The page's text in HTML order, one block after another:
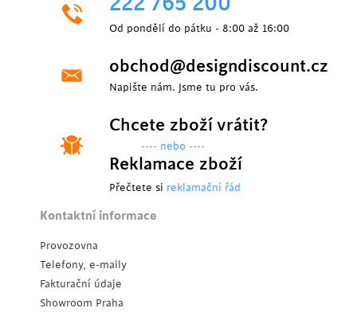
Od pondělí do pátku - 8:00 až 16:00
obchod@designdiscount.cz
Napište nám. Jsme tu pro vás.
Chcete zboží vrátit?
---- nebo ----
Reklamace zboží
Přečtete si reklamační řád
Kontaktní informace
Provozovna
Telefony, e-maily
Fakturační údaje
Showroom Praha